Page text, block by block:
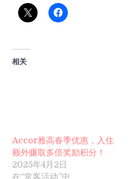
相关
Accor雅高春季优惠，入住
额外赚取多倍奖励积分！
2025年4月2日
在“常客活动”中